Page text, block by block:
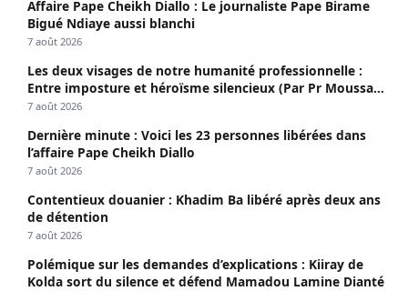
Affaire Pape Cheikh Diallo : Le journaliste Pape Birame
Bigué Ndiaye aussi blanchi
7 août 2026
Les deux visages de notre humanité professionnelle :
Entre imposture et héroïsme silencieux (Par Pr Moussa
Seydi)
7 août 2026
Dernière minute : Voici les 23 personnes libérées dans
l’affaire Pape Cheikh Diallo
7 août 2026
Contentieux douanier : Khadim Ba libéré après deux ans
de détention
7 août 2026
Polémique sur les demandes d’explications : Kiiray de
Kolda sort du silence et défend Mamadou Lamine Dianté